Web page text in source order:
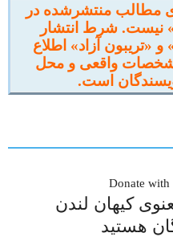
مطالب منتشرشده در
نیست. شرط انتشار
«تریبون آزاد» اطلاع
واقعی و محل
است.
کیهان لندن
هستید